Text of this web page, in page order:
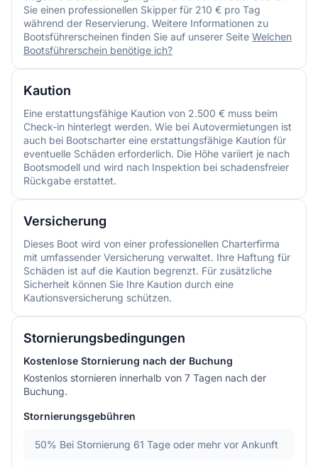
Sie einen professionellen Skipper für 210 € pro Tag
während der Reservierung. Weitere Informationen zu
Bootsführerscheinen finden Sie auf unserer Seite Welchen
Bootsführerschein benötige ich?
Kaution
Eine erstattungsfähige Kaution von 2.500 € muss beim
Check-in hinterlegt werden. Wie bei Autovermietungen ist
auch bei Bootscharter eine erstattungsfähige Kaution für
eventuelle Schäden erforderlich. Die Höhe variiert je nach
Bootsmodell und wird nach Inspektion bei schadensfreier
Rückgabe erstattet.
Versicherung
Dieses Boot wird von einer professionellen Charterfirma
mit umfassender Versicherung verwaltet. Ihre Haftung für
Schäden ist auf die Kaution begrenzt. Für zusätzliche
Sicherheit können Sie Ihre Kaution durch eine
Kautionsversicherung schützen.
Stornierungsbedingungen
Kostenlose Stornierung nach der Buchung
Kostenlos stornieren innerhalb von 7 Tagen nach der
Buchung.
Stornierungsgebühren
50% Bei Stornierung 61 Tage oder mehr vor Ankunft